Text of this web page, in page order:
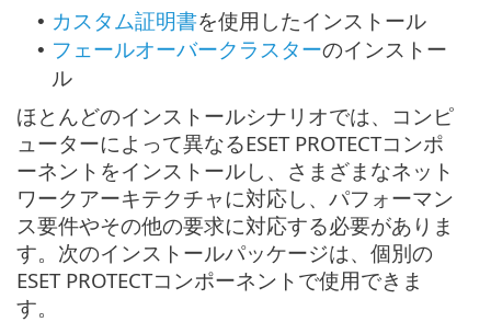
• カスタム証明書を使用したインストール
• フェールオーバークラスターのインストー
ル
ほとんどのインストールシナリオでは、コンピ
ューターによって異なるESET PROTECTコンポ
ーネントをインストールし、さまざまなネット
ワークアーキテクチャに対応し、パフォーマン
ス要件やその他の要求に対応する必要がありま
す。次のインストールパッケージは、個別の
ESET PROTECTコンポーネントで使用できま
す。